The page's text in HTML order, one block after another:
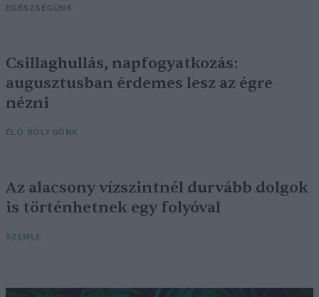
EGÉSZSÉGÜNK
Csillaghullás, napfogyatkozás:
augusztusban érdemes lesz az égre
nézni
ÉLŐ BOLYGÓNK
Az alacsony vízszintnél durvább dolgok
is történhetnek egy folyóval
SZEMLE